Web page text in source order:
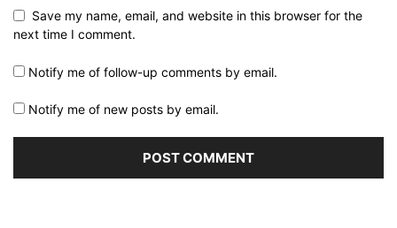
Save my name, email, and website in this browser for the
next time I comment.
Notify me of follow-up comments by email.
Notify me of new posts by email.